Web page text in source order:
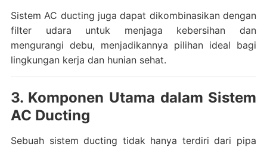
Sistem AC ducting juga dapat dikombinasikan dengan
filter udara untuk menjaga kebersihan dan
mengurangi debu, menjadikannya pilihan ideal bagi
lingkungan kerja dan hunian sehat.
3. Komponen Utama dalam Sistem
AC Ducting
Sebuah sistem ducting tidak hanya terdiri dari pipa